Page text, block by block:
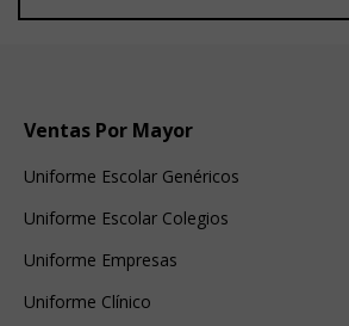
Ventas Por Mayor
Uniforme Escolar Genéricos
Uniforme Escolar Colegios
Uniforme Empresas
Uniforme Clínico